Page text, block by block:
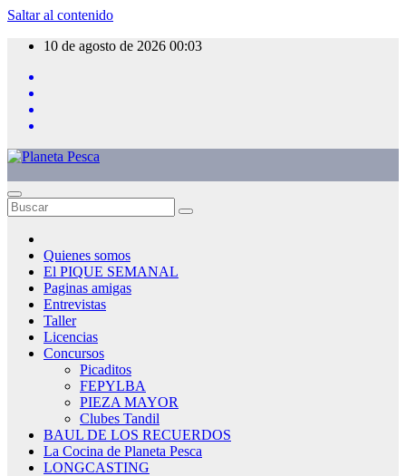
Saltar al contenido
10 de agosto de 2026 00:03
Quienes somos
El PIQUE SEMANAL
Paginas amigas
Entrevistas
Taller
Licencias
Concursos
Picaditos
FEPYLBA
PIEZA MAYOR
Clubes Tandil
BAUL DE LOS RECUERDOS
La Cocina de Planeta Pesca
LONGCASTING